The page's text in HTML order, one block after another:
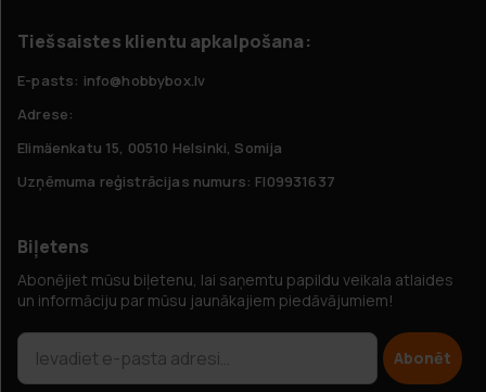
Tiešsaistes klientu apkalpošana:
E-pasts: info@hobbybox.lv
Adrese:
Elimäenkatu 15, 00510 Helsinki, Somija
Uzņēmuma reģistrācijas numurs: FI09931637
Biļetens
Abonējiet mūsu biļetenu, lai saņemtu papildu veikala atlaides
un informāciju par mūsu jaunākajiem piedāvājumiem!
Abonēt